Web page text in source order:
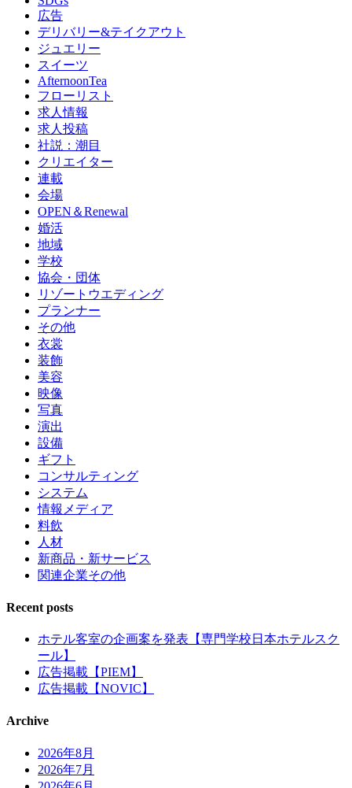
広告
デリバリー&テイクアウト
ジュエリー
スイーツ
AfternoonTea
フローリスト
求人情報
求人投稿
社説：潮目
クリエイター
連載
会場
OPEN＆Renewal
婚活
地域
学校
協会・団体
リゾートウエディング
プランナー
その他
衣裳
装飾
美容
映像
写真
演出
設備
ギフト
コンサルティング
システム
情報メディア
料飲
人材
新商品・新サービス
関連企業その他
Recent posts
ホテル客室の企画案を発表【専門学校日本ホテルスク
ール】
広告掲載【PIEM】
広告掲載【NOVIC】
Archive
2026年8月
2026年7月